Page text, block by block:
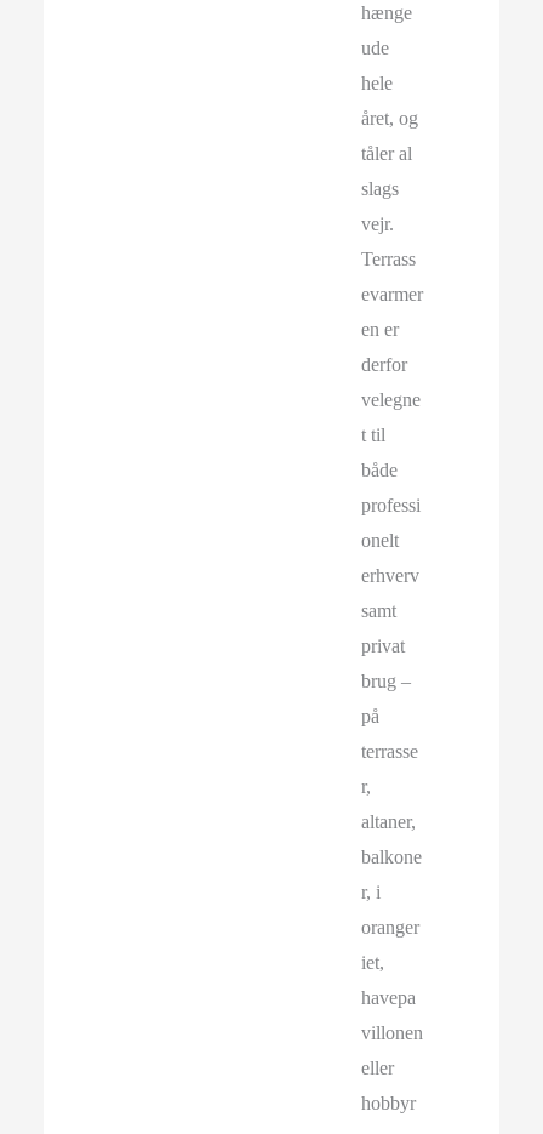
hænge
ude
hele
året, og
tåler al
slags
vejr.
Terrass
evarmer
en er
derfor
velegne
t til
både
professi
onelt
erhverv
samt
privat
brug –
på
terrasse
r,
altaner,
balkone
r, i
oranger
iet,
havepa
villonen
eller
hobbyr